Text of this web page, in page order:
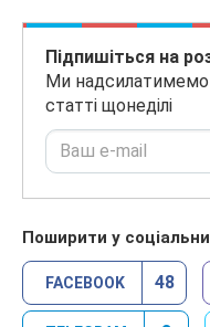
Підпишіться на
Ми надсилатимемо
статті щонеділі
Поширити у
FACEBOOK 48